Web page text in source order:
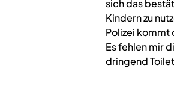
sich das
Kindern zu
Polizei kommt
Es fehlen mir
dringend